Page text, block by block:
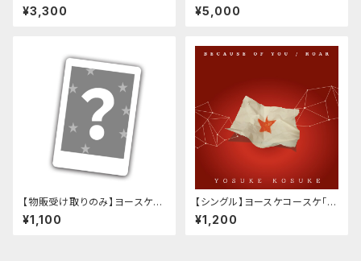
¥3,300 ¥5,000
【物販受け取りのみ】ヨースケコ
ースケ チェキ
¥1,100
【シングル】ヨースケコースケ「B
ECAUSE OF YOU / ROAR」
¥1,200